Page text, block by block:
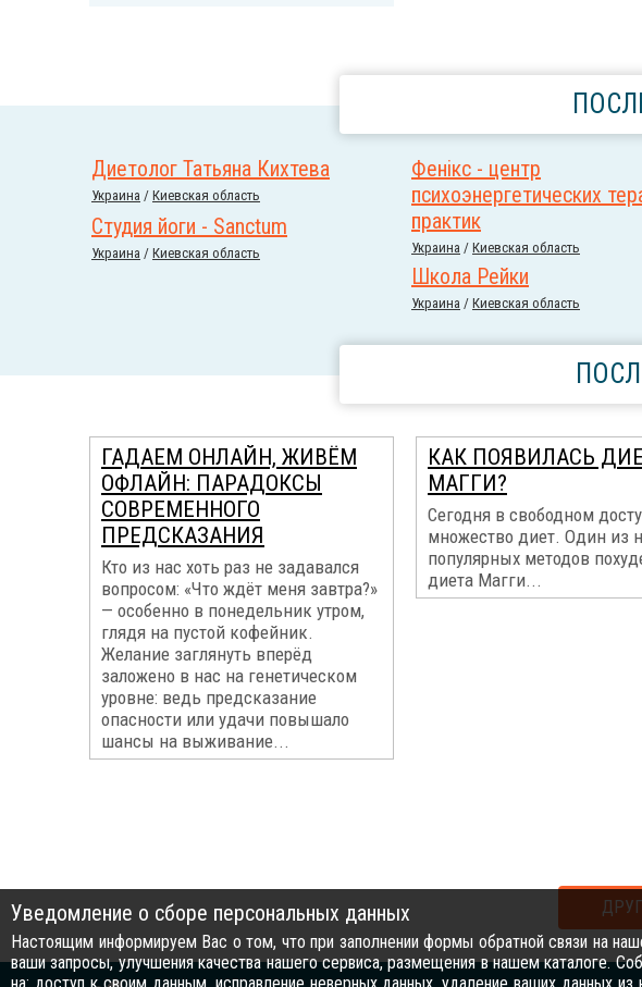
Диетолог Татьяна Кихтева
Украина / Киевская область
Фенікс - центр
психоэнергетических
практик
Украина / Киевская область
Студия йоги - Sanctum
Украина / Киевская область
Школа Рейки
Украина / Киевская область
ГАДАЕМ ОНЛАЙН, ЖИВЁМ
ОФЛАЙН: ПАРАДОКСЫ
СОВРЕМЕННОГО
ПРЕДСКАЗАНИЯ
Кто из нас хоть раз не задавался
вопросом: «Что ждёт меня завтра?»
— особенно в понедельник утром,
глядя на пустой кофейник.
Желание заглянуть вперёд
заложено в нас на генетическом
уровне: ведь предсказание
опасности или удачи повышало
шансы на выживание...
КАК ПОЯВИЛАСЬ
МАГГИ?
Сегодня в свободном
множество диет. Один из
популярных методов
диета Магги...
Уведомление о сборе персональных данных
Настоящим информируем Вас о том, что при заполнении формы обратной связи на
ваши запросы, улучшения качества нашего сервиса, размещения в нашем каталоге.